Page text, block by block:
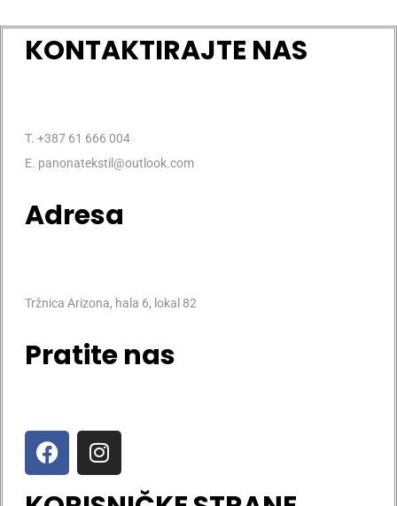
KONTAKTIRAJTE NAS
T. +387 61 666 004
E. panonatekstil@outlook.com
Adresa
Tržnica Arizona, hala 6, lokal 82
Pratite nas